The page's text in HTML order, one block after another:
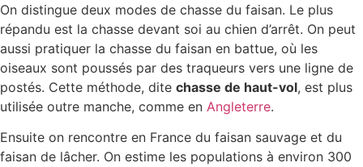
On distingue deux modes de chasse du faisan. Le plus
répandu est la chasse devant soi au chien d’arrêt. On peut
aussi pratiquer la chasse du faisan en battue, où les
oiseaux sont poussés par des traqueurs vers une ligne de
postés. Cette méthode, dite chasse de haut-vol, est plus
utilisée outre manche, comme en Angleterre.
Ensuite on rencontre en France du faisan sauvage et du
faisan de lâcher. On estime les populations à environ 300